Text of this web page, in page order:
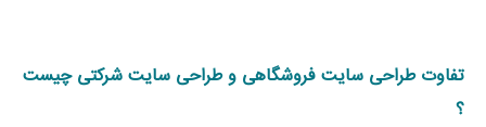
تفاوت طراحی سایت فروشگاهی و طراحی سایت شرکتی چیست
؟